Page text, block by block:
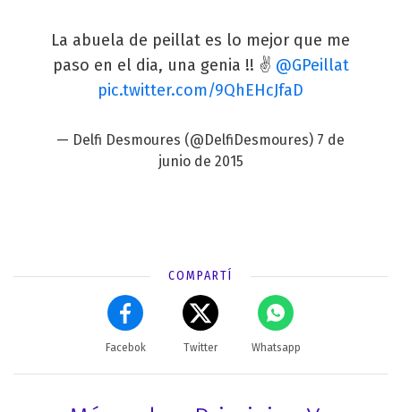
La abuela de peillat es lo mejor que me
paso en el dia, una genia !! ✌️ @GPeillat
pic.twitter.com/9QhEHcJfaD
— Delfi Desmoures (@DelfiDesmoures) 7 de
junio de 2015
COMPARTÍ
Facebok Twitter Whatsapp